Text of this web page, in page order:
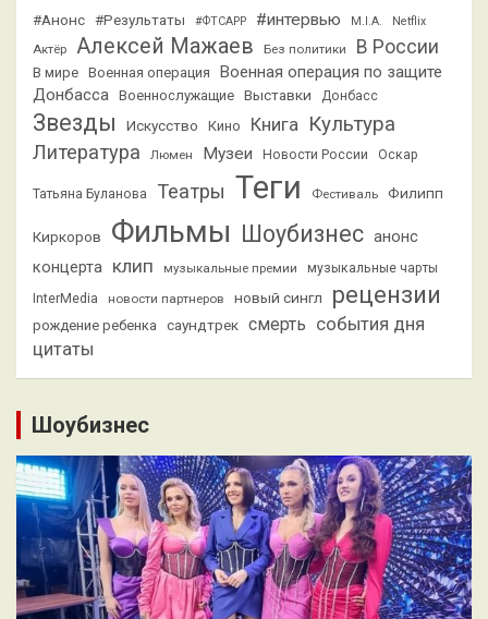
#Анонс #Результаты #ФТСАРР #интервью M.I.A. Netflix
Актёр Алексей Мажаев Без политики В России
В мире Военная операция
Военная операция по защите
Донбасса Военнослужащие Выставки Донбасс
Звезды Искусство Кино Книга Культура
Литература Люмен Музеи Новости России Оскар
Татьяна Буланова Театры Теги Фестиваль Филипп
Киркоров Фильмы Шоубизнес анонс
концерта клип музыкальные премии
музыкальные чарты
InterMedia
новости партнеров новый сингл рецензии
рождение ребенка саундтрек смерть события дня
цитаты
Шоубизнес